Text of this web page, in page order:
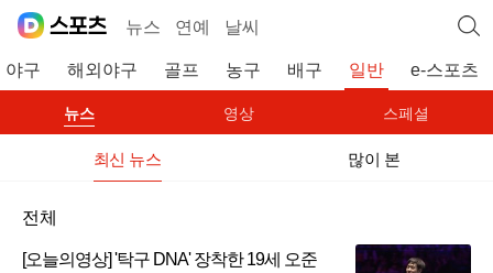
뉴스 연예 날씨
야구 해외야구 골프 농구 배구 일반 e-스포츠
뉴스 영상 스페셜
최신 뉴스 많이 본
전체
[오늘의영상] '탁구 DNA' 장착한 19세 오준